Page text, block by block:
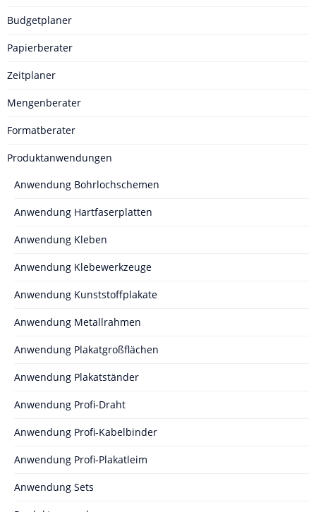
Budgetplaner
Papierberater
Zeitplaner
Mengenberater
Formatberater
Produktanwendungen
Anwendung Bohrlochschemen
Anwendung Hartfaserplatten
Anwendung Kleben
Anwendung Klebewerkzeuge
Anwendung Kunststoffplakate
Anwendung Metallrahmen
Anwendung Plakatgroßflächen
Anwendung Plakatständer
Anwendung Profi-Draht
Anwendung Profi-Kabelbinder
Anwendung Profi-Plakatleim
Anwendung Sets